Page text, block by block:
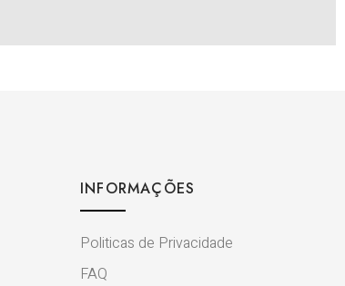
INFORMAÇÕES
Politicas de Privacidade
FAQ